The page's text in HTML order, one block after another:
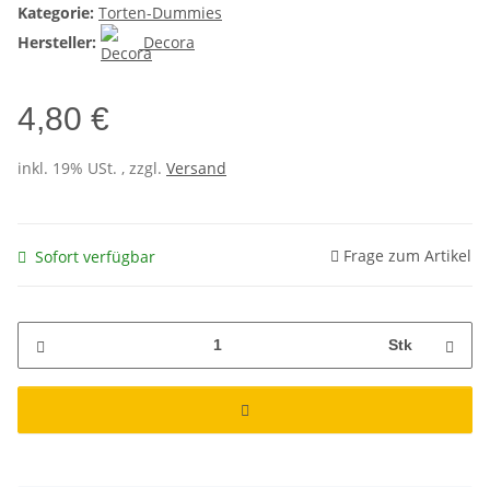
Kategorie: Torten-Dummies
Hersteller:
Decora
4,80 €
inkl. 19% USt. , zzgl. Versand
Sofort verfügbar Frage zum Artikel
Stk